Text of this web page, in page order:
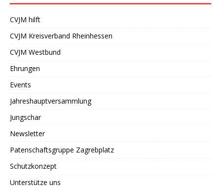
CVJM hilft
CVJM Kreisverband Rheinhessen
CVJM Westbund
Ehrungen
Events
Jahreshauptversammlung
Jungschar
Newsletter
Patenschaftsgruppe Zagrebplatz
Schutzkonzept
Unterstütze uns